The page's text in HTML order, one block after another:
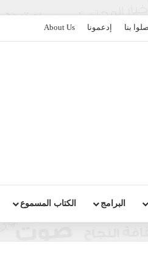
بنا إدعمونا About Us
البرامج الكتاب المسموع